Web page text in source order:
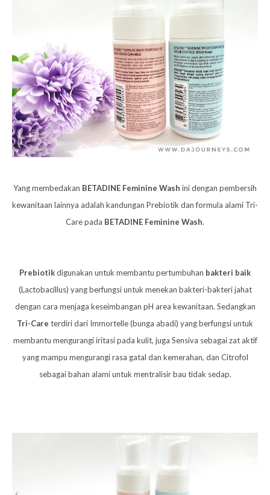
Yang membedakan BETADINE Feminine Wash ini dengan pembersih
kewanitaan lainnya adalah kandungan Prebiotik dan formula alami Tri-
Care pada BETADINE Feminine Wash.
Prebiotikdigunakan untuk membantu pertumbuhan bakteri baik
(Lactobacillus) yang berfungsi untuk menekan bakteri-bakteri jahat
dengan cara menjaga keseimbangan pH area kewanitaan. Sedangkan
Tri-Care terdiri dari Immortelle (bunga abadi) yang berfungsi untuk
membantu mengurangi iritasi pada kulit, juga Sensiva sebagai zat aktif
yang mampu mengurangi rasa gatal dan kemerahan, dan Citrofol
sebagai bahan alami untuk mentralisir bau tidak sedap.